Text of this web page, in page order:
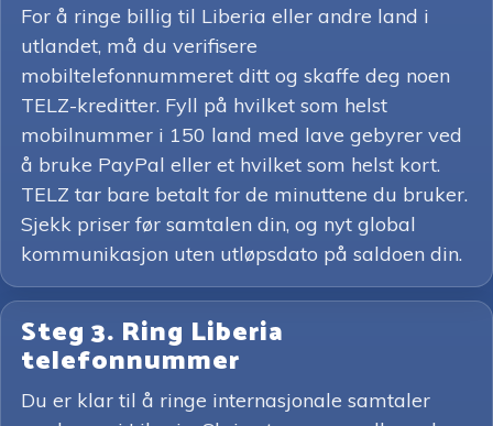
For å ringe billig til Liberia eller andre land i
utlandet, må du verifisere
mobiltelefonnummeret ditt og skaffe deg noen
TELZ-kreditter. Fyll på hvilket som helst
mobilnummer i 150 land med lave gebyrer ved
å bruke PayPal eller et hvilket som helst kort.
TELZ tar bare betalt for de minuttene du bruker.
Sjekk priser før samtalen din, og nyt global
kommunikasjon uten utløpsdato på saldoen din.
Steg 3. Ring Liberia
telefonnummer
Du er klar til å ringe internasjonale samtaler